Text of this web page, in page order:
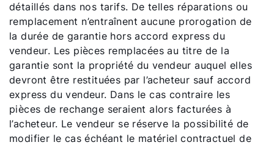
détaillés dans nos tarifs. De telles réparations ou
remplacement n’entraînent aucune prorogation de
la durée de garantie hors accord express du
vendeur. Les pièces remplacées au titre de la
garantie sont la propriété du vendeur auquel elles
devront être restituées par l’acheteur sauf accord
express du vendeur. Dans le cas contraire les
pièces de rechange seraient alors facturées à
l’acheteur. Le vendeur se réserve la possibilité de
modifier le cas échéant le matériel contractuel de